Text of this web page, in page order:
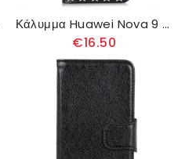
Κάλυμμα Huawei Nova 9 / Honor 50 Γυαλιστερό Απομιμούμενο Δέρμα Khazneh
€16.50